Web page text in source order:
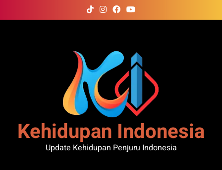
to
Kehidupan Indonesia
Update Kehidupan Penjuru Indonesia